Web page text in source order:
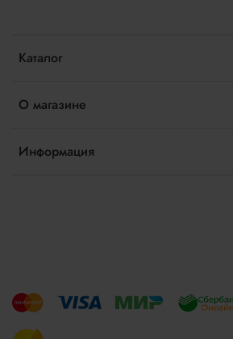
Каталог
О магазине
Информация